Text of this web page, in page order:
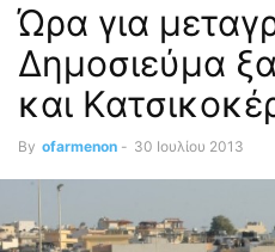
Ώρα για
Δημοσιεύμα
και
By ofarmenon - 30 Ιουλίου 2013